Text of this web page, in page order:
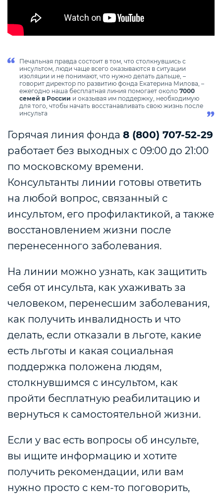
Печальная правда состоит в том, что столкнувшись с
инсультом, люди чаще всего оказываются в ситуации
изоляции и не понимают, что нужно делать дальше, –
говорит директор по развитию фонда Екатерина Милова, –
ежегодно наша бесплатная линия помогает около 7000
семей в России и оказывая им поддержку, необходимую
для того, чтобы начать восстанавливать свою жизнь после
инсульта
Горячая линия фонда 8 (800) 707-52-29
работает без выходных с 09:00 до 21:00
по московскому времени.
Консультанты линии готовы ответить
на любой вопрос, связанный с
инсультом, его профилактикой, а также
восстановлением жизни после
перенесенного заболевания.
На линии можно узнать, как защитить
себя от инсульта, как ухаживать за
человеком, перенесшим заболевания,
как получить инвалидность и что
делать, если отказали в льготе, какие
есть льготы и какая социальная
поддержка положена людям,
столкнувшимся с инсультом, как
пройти бесплатную реабилитацию и
вернуться к самостоятельной жизни.
Если у вас есть вопросы об инсульте,
вы ищите информацию и хотите
получить рекомендации, или вам
нужно просто с кем-то поговорить,